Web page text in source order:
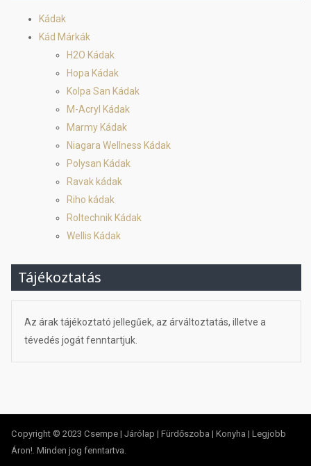
Kádak
Kád Márkák
H2O Kádak
Hopa Kádak
Kolpa San Kádak
M-Acryl Kádak
Marmy Kádak
Niagara Wellness Kádak
Polysan Kádak
Ravak kádak
Riho kádak
Roltechnik Kádak
Wellis Kádak
Tájékoztatás
Az árak tájékoztató jellegűek, az árváltoztatás, illetve a
tévedés jogát fenntartjuk.
Copyright © 2023 Csempe | Járólap | Fürdőszoba | Konyha | Legjobb
Áron!. Minden jog fenntartva.